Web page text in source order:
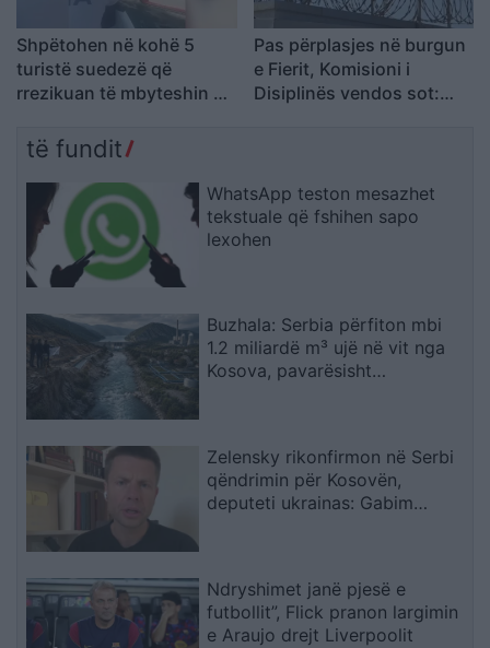
Shpëtohen në kohë 5
turistë suedezë që
rrezikuan të mbyteshin në
Pas përplasjes në burgun
e Fierit, Komisioni i
Disiplinës vendos sot:
të fundit
WhatsApp teston mesazhet
tekstuale që fshihen sapo
lexohen
Buzhala: Serbia përfiton mbi
1.2 miliardë m³ ujë në vit nga
Kosova, pavarësisht
Zelensky rikonfirmon në Serbi
qëndrimin për Kosovën,
deputeti ukrainas: Gabim
Ndryshimet janë pjesë e
futbollit”, Flick pranon largimin
e Araujo drejt Liverpoolit